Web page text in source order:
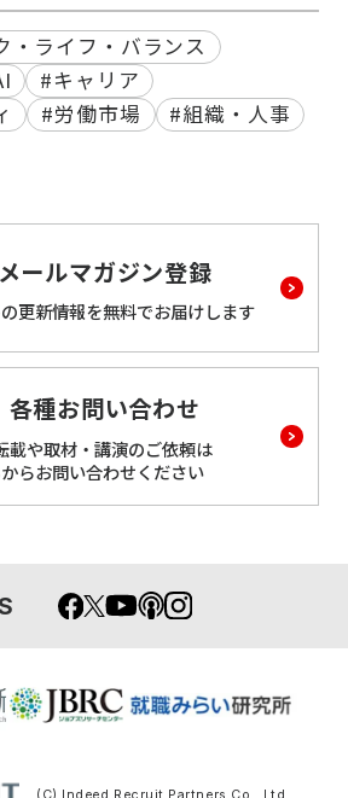
・ライフ・バランス
#キャリア
#労働市場
#組織・人事
メールマガジン登録
更新情報を無料でお届けします
各種お問い合わせ
載や取材・講演のご依頼は
らお問い合わせください
(C) Indeed Recruit Partners Co., Ltd.